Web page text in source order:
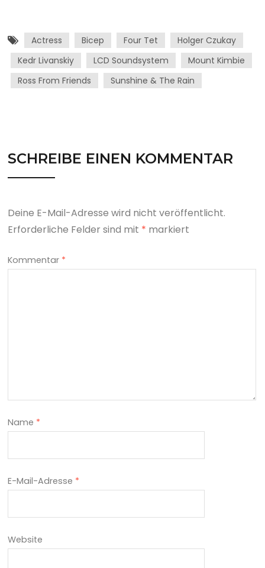
Actress Bicep Four Tet
Holger Czukay
Kedr Livanskiy
LCD Soundsystem
Mount Kimbie
Ross From Friends
Sunshine & The Rain
SCHREIBE EINEN KOMMENTAR
Deine E-Mail-Adresse wird nicht veröffentlicht.
Erforderliche Felder sind mit * markiert
Kommentar *
Name *
E-Mail-Adresse *
Website